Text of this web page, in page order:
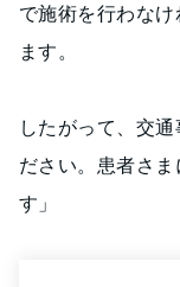
で施術を行わな
ます。
したがって、交
ださい。患者さ
す」